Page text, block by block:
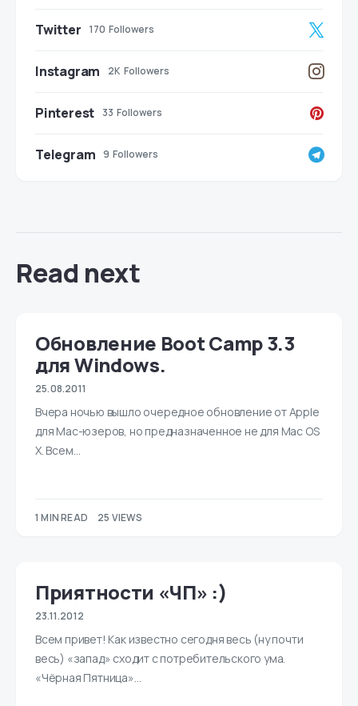
Twitter 170 Followers
Instagram 2K Followers
Pinterest 33 Followers
Telegram 9 Followers
Read next
Обновление Boot Camp 3.3
для Windows.
25.08.2011
Вчера ночью вышло очередное обновление от Apple
для Mac-юзеров, но предназначенное не для Mac OS
X. Всем…
1 MIN READ 25 VIEWS
Приятности «ЧП» :)
23.11.2012
Всем привет! Как известно сегодня весь (ну почти
весь) «запад» сходит с потребительского ума.
«Чёрная Пятница»…